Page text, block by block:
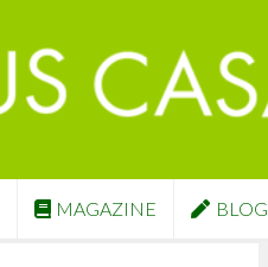
MAGAZINE BLOG